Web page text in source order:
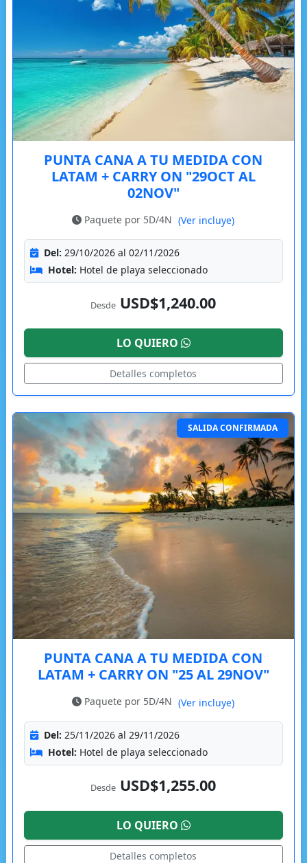
PUNTA CANA A TU MEDIDA CON
LATAM + CARRY ON "29OCT AL
02NOV"
Paquete por 5D/4N (Ver incluye)
Del: 29/10/2026 al 02/11/2026
Hotel: Hotel de playa seleccionado
Desde USD$1,240.00
LO QUIERO
Detalles completos
SALIDA CONFIRMADA
PUNTA CANA A TU MEDIDA CON
LATAM + CARRY ON "25 AL 29NOV"
Paquete por 5D/4N (Ver incluye)
Del: 25/11/2026 al 29/11/2026
Hotel: Hotel de playa seleccionado
Desde USD$1,255.00
LO QUIERO
Detalles completos